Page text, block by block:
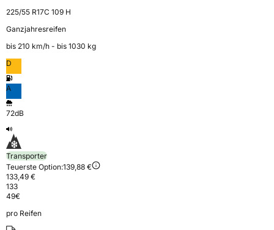
225/55 R17C 109 H
Ganzjahresreifen
bis 210 km⁠/⁠h - bis 1030 kg
D
A
72dB
Transporter
Teuerste Option:139,88 €
133,49 €
133
49€
pro Reifen